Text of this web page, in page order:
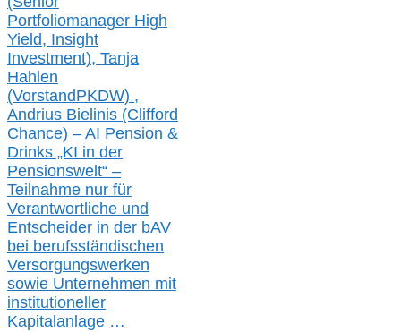
Portfoliomanager High
Yield, Insight
Investment), Tanja
Hahlen
(VorstandPKDW) ,
Andrius Bielinis (Clifford
Chance) – AI Pension &
Drinks „KI in der
Pensionswelt“ –
Teilnahme nur für
Verantwortliche und
Entscheider in der bAV
bei berufsständischen
Versorgungswerken
sowie Unternehmen mit
institutioneller
Kapitalanlage …